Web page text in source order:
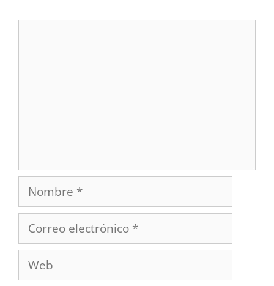
Nombre
Correo
electrónico
Web